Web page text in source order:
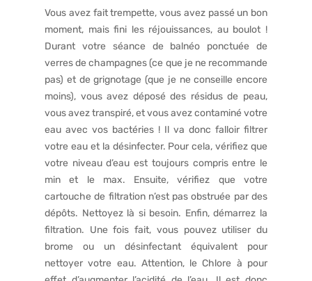
Vous avez fait trempette, vous avez passé un bon
moment, mais fini les réjouissances, au boulot !
Durant votre séance de balnéo ponctuée de
verres de champagnes (ce que je ne recommande
pas) et de grignotage (que je ne conseille encore
moins), vous avez déposé des résidus de peau,
vous avez transpiré, et vous avez contaminé votre
eau avec vos bactéries ! Il va donc falloir filtrer
votre eau et la désinfecter. Pour cela, vérifiez que
votre niveau d’eau est toujours compris entre le
min et le max. Ensuite, vérifiez que votre
cartouche de filtration n’est pas obstruée par des
dépôts. Nettoyez là si besoin. Enfin, démarrez la
filtration. Une fois fait, vous pouvez utiliser du
brome ou un désinfectant équivalent pour
nettoyer votre eau. Attention, le Chlore à pour